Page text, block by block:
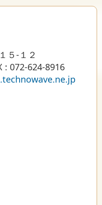
５-１２
072-624-8916